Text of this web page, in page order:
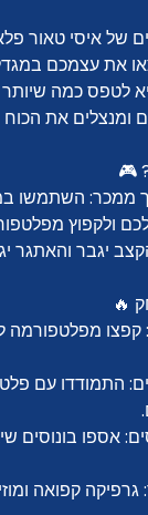
של איסי טאור
את עצמכם
לטפס כמה שיותר
ומנצלים את
🎮
ממכר: השתמשו
ולקפוץ
יגבר והאתגר
🔥
מפלטפורמה
התמודדו עם
אספו בונוסים
גרפיקה קפואה